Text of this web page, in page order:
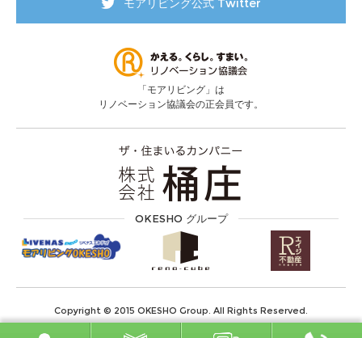
モアリビング公式 Twitter
「モアリビング」は
リノベーション協議会の正会員です。
OKESHO グループ
Copyright © 2015 OKESHO Group. All Rights Reserved.